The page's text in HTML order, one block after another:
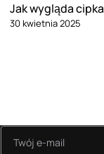
Jak wygląda
30 kwietnia 2025